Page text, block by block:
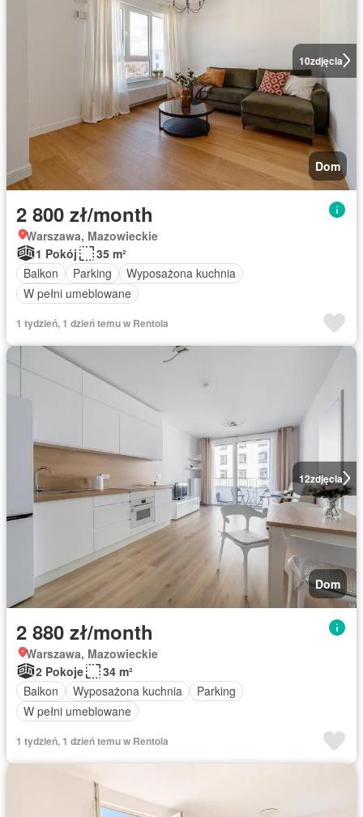
10zdjęcia
Dom
2 800 zł/month
Warszawa, Mazowieckie
1 Pokój
35 m²
Balkon
Parking
Wyposażona kuchnia
W pełni umeblowane
1 tydzień, 1 dzień temu w Rentola
12zdjęcia
Dom
2 880 zł/month
Warszawa, Mazowieckie
2 Pokoje
34 m²
Balkon
Wyposażona kuchnia
Parking
W pełni umeblowane
1 tydzień, 1 dzień temu w Rentola